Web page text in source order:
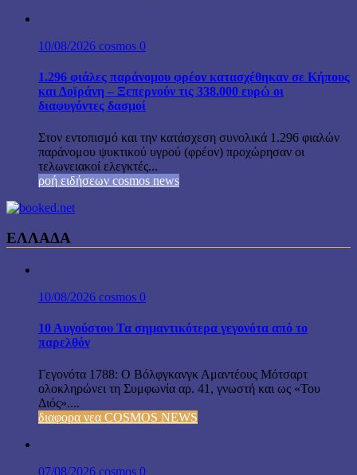
10/08/2026 cosmos 0
1.296 φιάλες παράνομου φρέον κατασχέθηκαν σε Κήπους
και Δοϊράνη – Ξεπερνούν τις 338.000 ευρώ οι
διαφυγόντες δασμοί
Στον εντοπισμό και την κατάσχεση συνολικά 1.296 φιαλών
παράνομου ψυκτικού υγρού (φρέον) προχώρησαν οι
τελωνειακοί ελεγκτές...
ροή ειδήσεων cosmos news
ΕΛΛΑΔΑ
10/08/2026 cosmos 0
10 Αυγούστου Τα σημαντικότερα γεγονότα από το
παρελθόν
Γεγονότα 1788: Ο Βόλφγκανγκ Αμαντέους Μότσαρτ
ολοκληρώνει τη Συμφωνία αρ. 41, γνωστή και ως «Του
Διός»....
διαφορα νεα COSMOS NEWS
07/08/2026 cosmos 0